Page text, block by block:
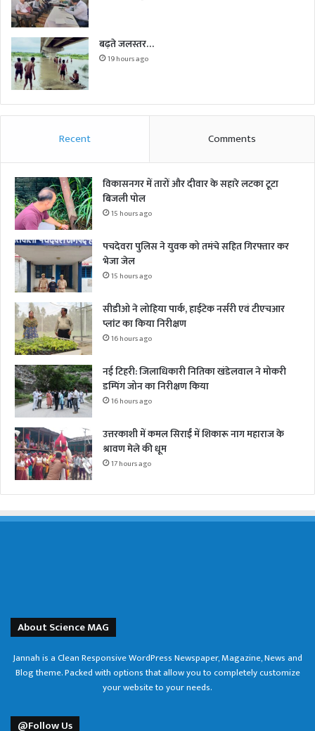
बढ़ते जलस्तर…
19 hours ago
Recent Comments
विकासनगर में तारों और दीवार के सहारे लटका टूटा
बिजली पोल
15 hours ago
पचदेवरा पुलिस ने युवक को तमंचे सहित गिरफ्तार कर
भेजा जेल
15 hours ago
सीडीओ ने लोहिया पार्क, हाईटेक नर्सरी एवं टीएचआर
प्लांट का किया निरीक्षण
16 hours ago
नई टिहरी: जिलाधिकारी नितिका खंडेलवाल ने मोकरी
डम्पिंग जोन का निरीक्षण किया
16 hours ago
उत्तरकाशी में कमल सिराईं में शिकारू नाग महाराज के
श्रावण मेले की धूम
17 hours ago
About Science MAG
Jannah is a Clean Responsive WordPress Newspaper, Magazine, News and
Blog theme. Packed with options that allow you to completely customize
your website to your needs.
@Follow Us